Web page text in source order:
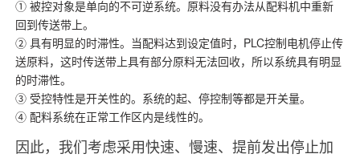
① 被控对象是单向的不可逆系统。原料没有办法从配料机中重新
回到传送带上。
② 具有明显的时滞性。当配料达到设定值时，PLC控制电机停止传
送原料，这时传送带上具有部分原料无法回收，所以系统具有明显
的时滞性。
③ 受控特性是开关性的。系统的起、停控制等都是开关量。
④ 配料系统在正常工作区内是线性的。
因此，我们考虑采用快速、慢速、提前发出停止加